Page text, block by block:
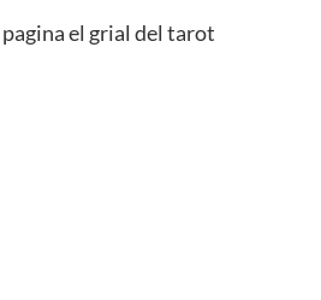
pagina el grial del tarot